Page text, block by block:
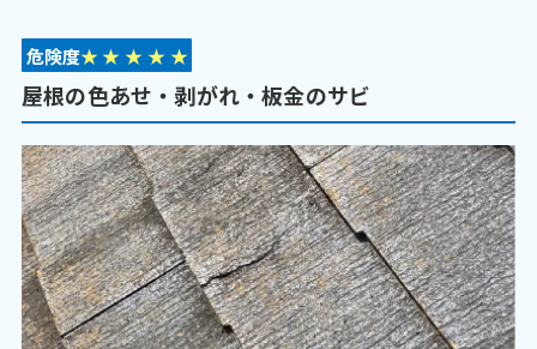
危険度★★★★★
屋根の色あせ・剥がれ・板金のサビ